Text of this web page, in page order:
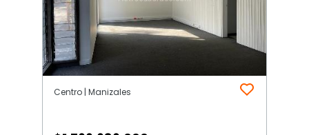
Centro | Manizales